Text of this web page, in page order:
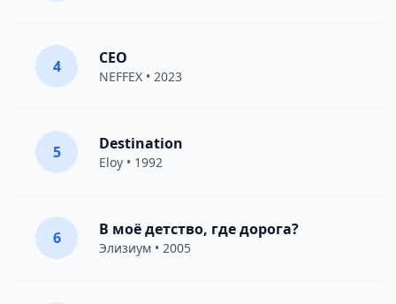
4 CEO
NEFFEX • 2023
5 Destination
Eloy • 1992
6 В моё детство, где дорога?
Элизиум • 2005